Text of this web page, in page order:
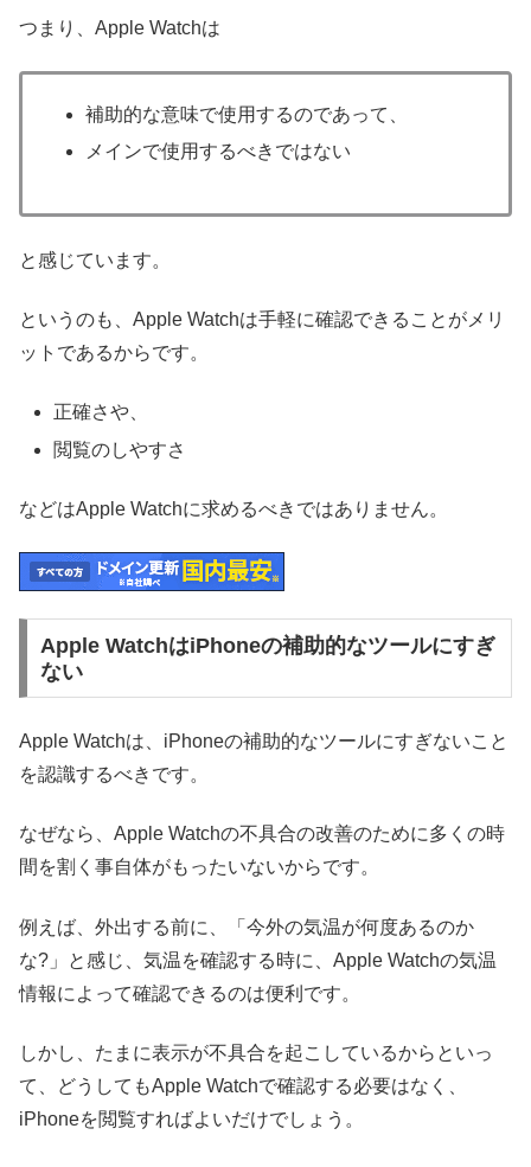
つまり、Apple Watchは
補助的な意味で使用するのであって、
メインで使用するべきではない
と感じています。
というのも、Apple Watchは手軽に確認できることがメリ
ットであるからです。
正確さや、
閲覧のしやすさ
などはApple Watchに求めるべきではありません。
Apple WatchはiPhoneの補助的なツールにすぎ
ない
Apple Watchは、iPhoneの補助的なツールにすぎないこと
を認識するべきです。
なぜなら、Apple Watchの不具合の改善のために多くの時
間を割く事自体がもったいないからです。
例えば、外出する前に、「今外の気温が何度あるのか
な?」と感じ、気温を確認する時に、Apple Watchの気温
情報によって確認できるのは便利です。
しかし、たまに表示が不具合を起こしているからといっ
て、どうしてもApple Watchで確認する必要はなく、
iPhoneを閲覧すればよいだけでしょう。